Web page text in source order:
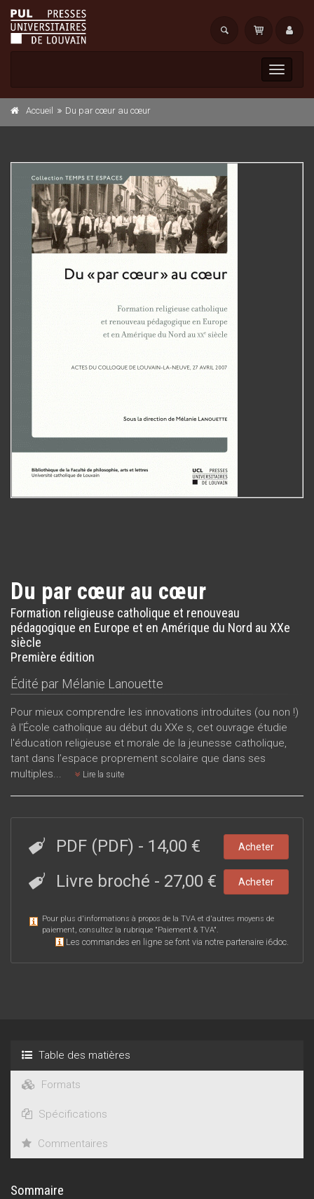
Toggle
Accueil Du par cœur au cœur
Du par cœur au cœur
Formation religieuse catholique et renouveau
pédagogique en Europe et en Amérique du Nord au XXe
siècle
Première édition
Édité par Mélanie Lanouette
Pour mieux comprendre les innovations introduites (ou non !)
à l'École catholique au début du XXe s, cet ouvrage étudie
l'éducation religieuse et morale de la jeunesse catholique,
tant dans l’espace proprement scolaire que dans ses
multiples...
Lire la suite
PDF (PDF) - 14,00 € Acheter
Livre broché - 27,00 € Acheter
Pour plus d'informations à propos de la TVA et d'autres moyens de
paiement, consultez la rubrique "Paiement & TVA".
Les commandes en ligne se font via notre partenaire i6doc.
Table des matières
Formats
Spécifications
Commentaires
Sommaire